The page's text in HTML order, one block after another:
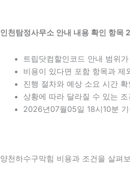
인천탐정사무소 안내 내용 확인 항
트립닷컴할인코드 안내 범위
비용이 있다면 포함 항목과 제
진행 절차와 예상 소요 시간 확
상황에 따라 달라질 수 있는 조
2026년07월05일 18시10분
양천하수구막힘 비용과 조건을 살펴